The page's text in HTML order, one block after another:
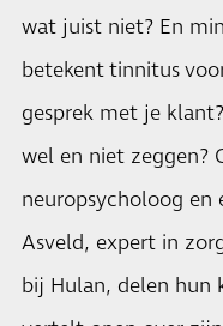
wat juist niet? En
betekent tinnitus
gesprek met je
wel en niet zeggen?
neuropsycholoog en
Asveld, expert in
bij Hulan, delen hun